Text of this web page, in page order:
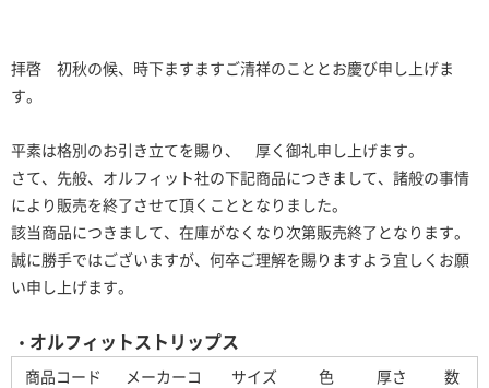
拝啓 初秋の候、時下ますますご清祥のこととお慶び申し上げま
す。
平素は格別のお引き立てを賜り、 厚く御礼申し上げます。
さて、先般、オルフィット社の下記商品につきまして​、諸般の事情
により販売を終了させて頂くこととなりました。
該当商品につきまして、在庫がなくなり次第販売終了となります。
誠に勝手ではございますが、何卒ご理解を賜りますよう宜しくお願
い申し上げます。
・ オルフィットストリップス
商品コード
メーカーコ
サイズ 色 厚さ
数